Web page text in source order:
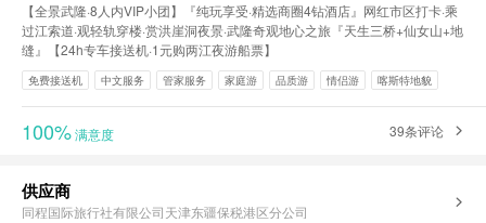
【全景武隆·8人内VIP小团】『纯玩享受·精选商圈4钻酒店』网红市区打卡·乘
过江索道·观轻轨穿楼·赏洪崖洞夜景·武隆奇观地心之旅『天生三桥+仙女山+地
缝』【24h专车接送机·1元购两江夜游船票】
免费接送机 中文服务 管家服务 家庭游 品质游 情侣游
喀斯特地貌
100%满意度 39条评论
供应商
同程国际旅行社有限公司天津东疆保税港区分公司